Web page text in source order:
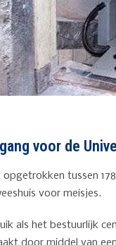
voor de
tussen
voor meisjes.
als het bestuurlijk